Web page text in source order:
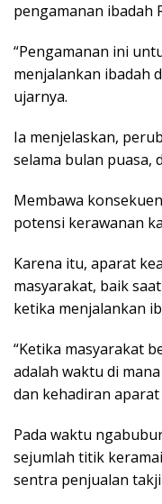
pengamanan ibadah
“Pengamanan ini
menjalankan ibadah
ujarnya.
Ia menjelaskan,
selama bulan puasa,
Membawa
potensi kerawanan
Karena itu, aparat
masyarakat, baik
ketika menjalankan
“Ketika masyarakat
adalah waktu di
dan kehadiran
Pada waktu
sejumlah titik
sentra penjualan